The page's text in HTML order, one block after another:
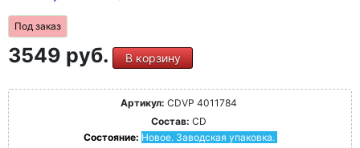
Под заказ
3549 руб. В корзину
Артикул: CDVP 4011784
Состав: CD
Состояние: Новое. Заводская упаковка.